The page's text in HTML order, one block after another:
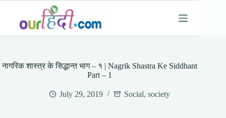
content
नागरिक शास्त्र के सिद्धान्त भाग – १ | Nagrik Shastra Ke Siddhant
Part – 1
July 29, 2019 Social, society